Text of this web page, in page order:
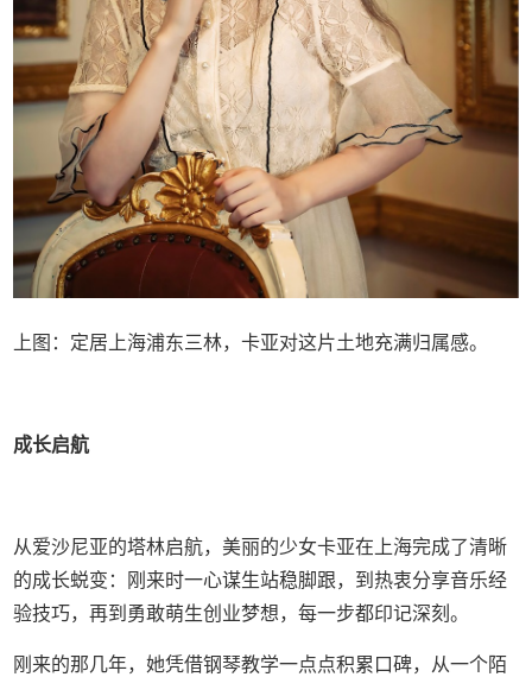
上图：定居上海浦东三林，卡亚对这片土地充满归属感。
成长启航
从爱沙尼亚的塔林启航，美丽的少女卡亚在上海完成了清晰
的成长蜕变：刚来时一心谋生站稳脚跟，到热衷分享音乐经
验技巧，再到勇敢萌生创业梦想，每一步都印记深刻。
刚来的那几年，她凭借钢琴教学一点点积累口碑，从一个陌